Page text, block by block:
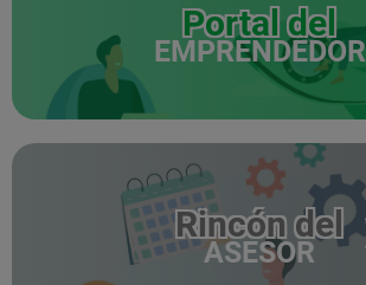
Portal del
EMPRENDEDOR
Rincón del
ASESOR